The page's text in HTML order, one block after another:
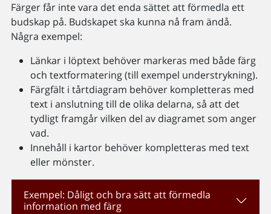
Färger får inte vara det enda sättet att förmedla ett
budskap på. Budskapet ska kunna nå fram ändå.
Några exempel:
Länkar i löptext behöver markeras med både färg
och textformatering (till exempel understrykning).
Färgfält i tårtdiagram behöver kompletteras med
text i anslutning till de olika delarna, så att det
tydligt framgår vilken del av diagramet som anger
vad.
Innehåll i kartor behöver kompletteras med text
eller mönster.
Exempel: Dåligt och bra sätt att förmedla
information med färg